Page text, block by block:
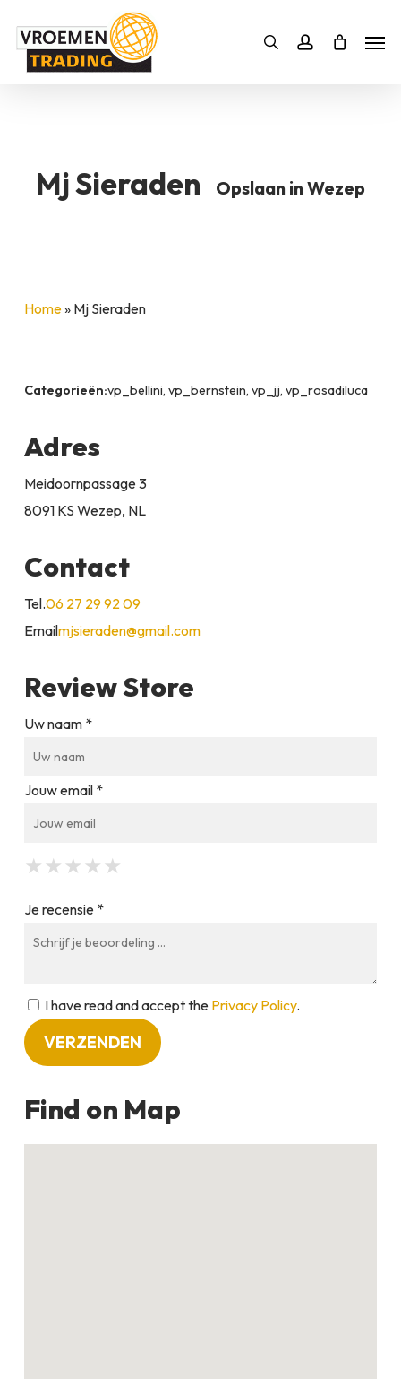
Zoekenaccount
Bestelling SLUITEN
Mj Sieraden Opslaan in Wezep
Home» Mj Sieraden
Categorieën:vp_bellini, vp_bernstein, vp_jj, vp_rosadiluca
Adres
Meidoornpassage 3
8091 KS Wezep, NL
Contact
Tel.06 27 29 92 09
Emailmjsieraden@gmail.com
Review Store
Uw naam *
Jouw email *
★
★ ★
★ ★ ★
★ ★ ★ ★
★ ★ ★ ★ ★
Je recensie *
I have read and accept the Privacy Policy.
Find on Map